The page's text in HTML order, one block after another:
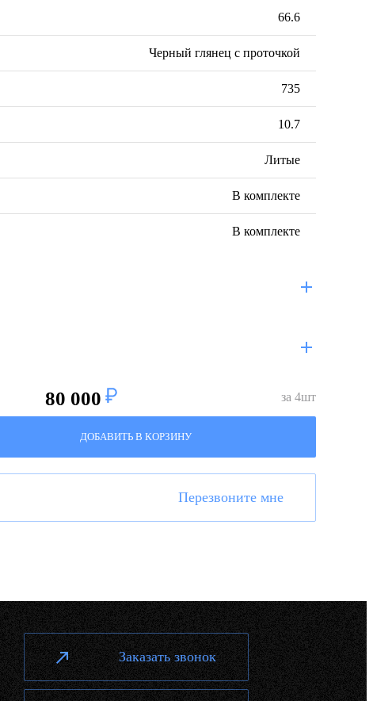
66.6
Черный глянец с проточкой
735
10.7
Литые
В комплекте
В комплекте
80 000 за 4шт
ДОБАВИТЬ В КОРЗИНУ
Перезвоните мне
Заказать звонок